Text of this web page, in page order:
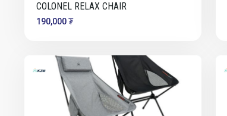
COLONEL RELAX CHAIR
190,000 ₮